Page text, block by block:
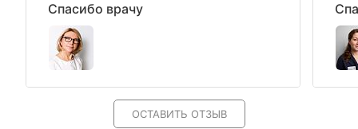
Спасибо врачу
ОСТАВИТЬ ОТЗЫВ